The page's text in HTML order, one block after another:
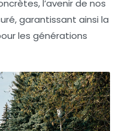
l’avenir de nos
garantissant ainsi la
les générations